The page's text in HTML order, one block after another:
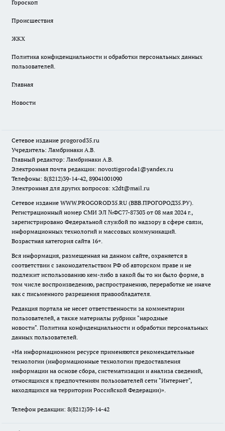
Гороскоп
Происшествия
ЖКХ
Политика конфиденциальности и обработки персональных данных
пользователей.
Главная
Новости
Сетевое издание progorod35.ru
Учредитель: Ламбринаки А.В.
Главный редактор: Ламбринаки А.В.
Электронная почта редакции: novostigoroda1@yandex.ru
Телефоны: 8(8212)39-14-42, 89041001090
Электронная для других вопросов: x2dt@mail.ru
Сетевое издание WWW.PROGOROD35.RU (ВВВ.ПРОГОРОД35.РУ).
Регистрационный номер СМИ ЭЛ №ФС77-87303 от 08 мая 2024 г.,
зарегистрировано Федеральной службой по надзору в сфере связи,
информационных технологий и массовых коммуникаций.
Возрастная категория сайта 16+.
Вся информация, размещенная на данном сайте, охраняется в
соответствии с законодательством РФ об авторском праве и не
подлежит использованию кем-либо в какой бы то ни было форме, в
том числе воспроизведению, распространению, переработке не иначе
как с письменного разрешения правообладателя.
Редакция портала не несет ответственности за комментарии
пользователей, а также материалы рубрики "народные
новости". Политика конфиденциальности и обработки персональных
данных пользователей.
«На информационном ресурсе применяются рекомендательные
технологии (информационные технологии предоставления
информации на основе сбора, систематизации и анализа сведений,
относящихся к предпочтениям пользователей сети "Интернет",
находящихся на территории Российской Федерации)».
Телефон редакции: 8(8212)39-14-42